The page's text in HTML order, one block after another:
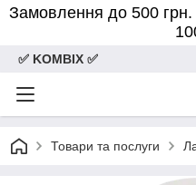
Замовлення до 500 грн.
✅ KOMBIX ✅
Товари та послуги